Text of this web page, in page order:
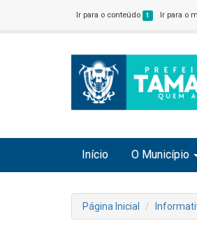
Ir para o conteúdo 1 Ir para o
Início O Município
Página Inicial